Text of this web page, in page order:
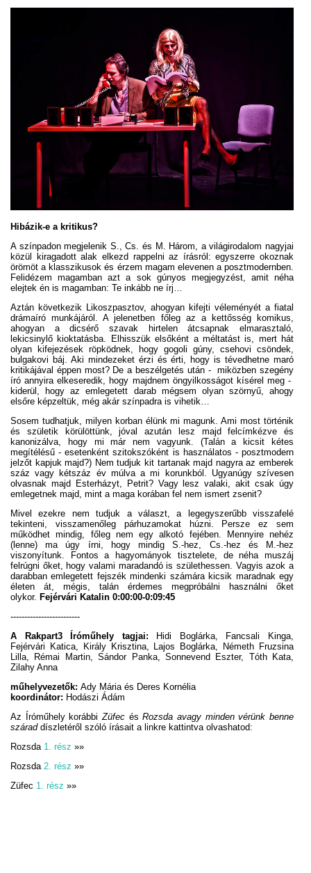
Hibázik-e a kritikus?
A színpadon megjelenik S., Cs. és M. Három, a világirodalom nagyjai
közül kiragadott alak elkezd rappelni az írásról: egyszerre okoznak
örömöt a klasszikusok és érzem magam elevenen a posztmodernben.
Felidézem magamban azt a sok gúnyos megjegyzést, amit néha
elejtek én is magamban: Te inkább ne írj…
Aztán következik Likoszpasztov, ahogyan kifejti véleményét a fiatal
drámaíró munkájáról. A jelenetben főleg az a kettősség komikus,
ahogyan a dicsérő szavak hirtelen átcsapnak elmarasztaló,
lekicsinylő kioktatásba. Elhisszük elsőként a méltatást is, mert hát
olyan kifejezések röpködnek, hogy gogoli gúny, csehovi csöndek,
bulgakovi báj. Aki mindezeket érzi és érti, hogy is tévedhetne maró
kritikájával éppen most? De a beszélgetés után - miközben szegény
író annyira elkeseredik, hogy majdnem öngyilkosságot kísérel meg -
kiderül, hogy az emlegetett darab mégsem olyan szörnyű, ahogy
elsőre képzeltük, még akár színpadra is vihetik…
Sosem tudhatjuk, milyen korban élünk mi magunk. Ami most történik
és születik körülöttünk, jóval azután lesz majd felcímkézve és
kanonizálva, hogy mi már nem vagyunk. (Talán a kicsit kétes
megítélésű - esetenként szitokszóként is használatos - posztmodern
jelzőt kapjuk majd?) Nem tudjuk kit tartanak majd nagyra az emberek
száz vagy kétszáz év múlva a mi korunkból. Ugyanúgy szívesen
olvasnak majd Esterházyt, Petrit? Vagy lesz valaki, akit csak úgy
emlegetnek majd, mint a maga korában fel nem ismert zsenit?
Mivel ezekre nem tudjuk a választ, a legegyszerűbb visszafelé
tekinteni, visszamenőleg párhuzamokat húzni. Persze ez sem
működhet mindig, főleg nem egy alkotó fejében. Mennyire nehéz
(lenne) ma úgy írni, hogy mindig S.-hez, Cs.-hez és M.-hez
viszonyítunk. Fontos a hagyományok tisztelete, de néha muszáj
felrúgni őket, hogy valami maradandó is születhessen. Vagyis azok a
darabban emlegetett fejszék mindenki számára kicsik maradnak egy
életen át, mégis, talán érdemes megpróbálni használni őket
olykor. Fejérvári Katalin 0:00:00-0:09:45
-------------------------
A Rakpart3 Íróműhely tagjai: Hidi Boglárka, Fancsali Kinga,
Fejérvári Katica, Király Krisztina, Lajos Boglárka, Németh Fruzsina
Lilla, Rémai Martin, Sándor Panka, Sonnevend Eszter, Tóth Kata,
Zilahy Anna
műhelyvezetők: Ady Mária és Deres Kornélia
koordinátor: Hodászi Ádám
Az Íróműhely korábbiZüfec ésRozsda avagy minden vérünk benne
száraddíszletéről szóló írásait a linkre kattintva olvashatod:
Rozsda 1. rész »»
Rozsda 2. rész »»
Züfec 1. rész »»